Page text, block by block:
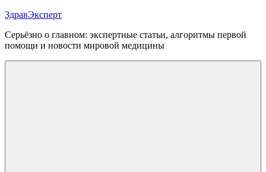
Перейти
содержимому
ЗдравЭксперт
Серьёзно о главном: экспертные статьи, алгоритмы первой
помощи и новости мировой медицины